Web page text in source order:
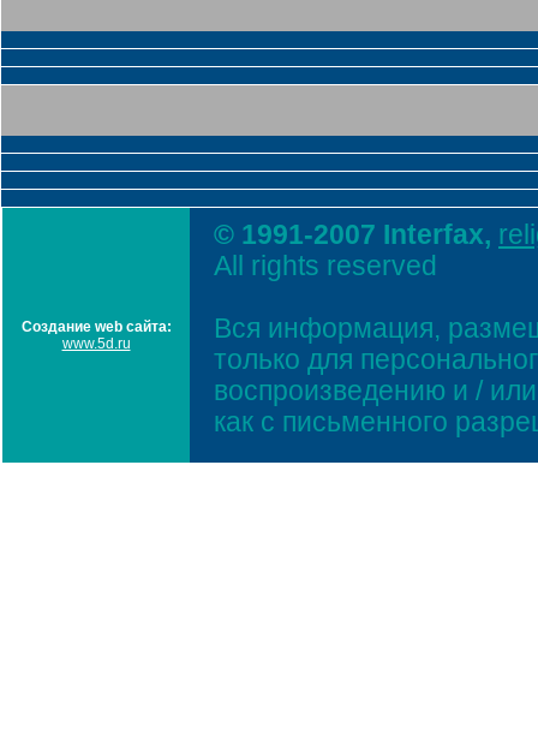
Создание web сайта:
www.5d.ru
© 1991-2007 Interfax,
All rights reserved
Вся информация,
только для
воспроизведению и /
как с письменного